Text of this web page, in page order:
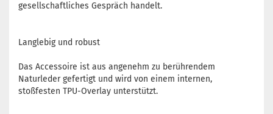
gesellschaftliches Gespräch handelt.
Langlebig und robust
Das Accessoire ist aus angenehm zu berührendem
Naturleder gefertigt und wird von einem internen,
stoßfesten TPU-Overlay unterstützt.